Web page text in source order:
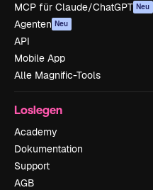
MCP für Claude/ChatGPT Neu
Agenten Neu
API
Mobile App
Alle Magnific-Tools
Loslegen
Academy
Dokumentation
Support
AGB